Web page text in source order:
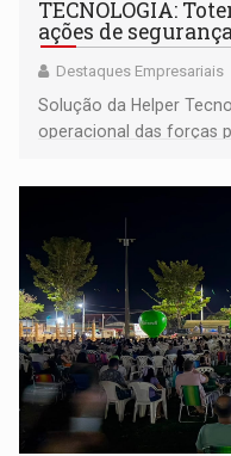
TECNOLOGIA:
ações de
Destaques Empresariais
Solução da Helper
operacional das forças